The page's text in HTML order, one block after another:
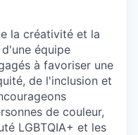
la créativité et la
équipe
à favoriser une
de l'inclusion et
de couleur,
LGBTQIA+ et les